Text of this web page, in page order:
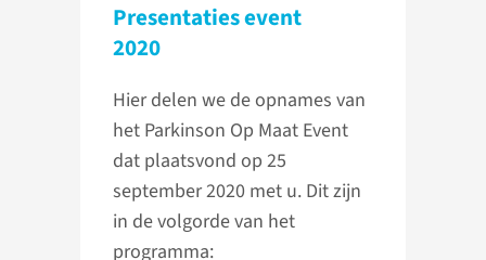
Presentaties event
2020
Hier delen we de opnames van
het Parkinson Op Maat Event
dat plaatsvond op 25
september 2020 met u. Dit zijn
in de volgorde van het
programma: